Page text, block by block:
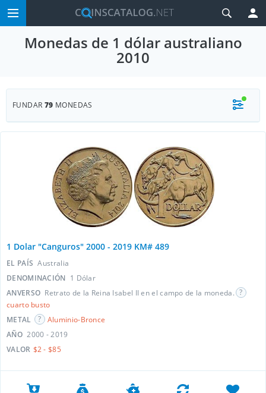
Monedas de 1 dólar australiano
2010
FUNDAR 79 MONEDAS
1 Dolar "Canguros" 2000 - 2019 KM# 489
EL PAÍS Australia
DENOMINACIÓN 1 Dólar
ANVERSO Retrato de la Reina Isabel II en el campo de la moneda.
cuarto busto
METAL
Aluminio-Bronce
AÑO 2000 - 2019
VALOR $2 - $85